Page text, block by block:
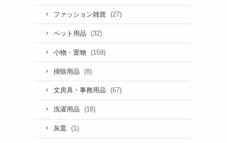
ファッション雑貨 (27)
ペット用品 (32)
小物・置物 (159)
掃除用品 (8)
文房具・事務用品 (67)
洗濯用品 (18)
灰皿 (1)